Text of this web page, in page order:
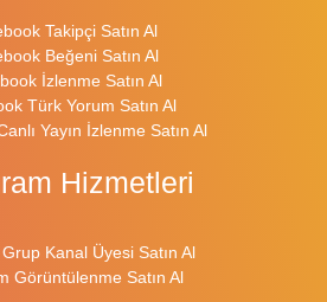
Takipçi Satın Al
Beğeni Satın Al
İzlenme Satın Al
Türk Yorum Satın Al
Yayın İzlenme Satın Al
Hizmetleri
Kanal Üyesi Satın Al
Görüntülenme Satın Al